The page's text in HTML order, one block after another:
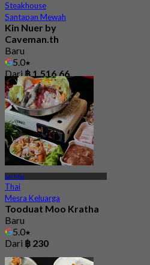
Steakhouse
Santapan Mewah
Kin Nuer by
Caveman.th
Baru
5.0
Dari฿ 1,516.66
Sai Mai
Thai
Mesra Keluarga
Tooduat Moo Kratha
Baru
5.0
Dari ฿ 230